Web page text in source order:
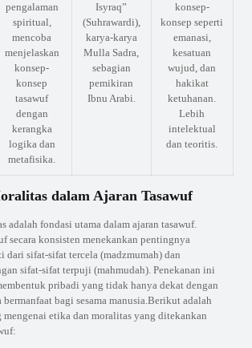
pengalaman
spiritual,
mencoba
menjelaskan
konsep-
konsep
tasawuf
dengan
kerangka
logika dan
metafisika.
Isyraq”
(Suhrawardi),
karya-karya
Mulla Sadra,
sebagian
pemikiran
Ibnu Arabi.
konsep-
konsep seperti
emanasi,
kesatuan
wujud, dan
hakikat
ketuhanan.
Lebih
intelektual
dan teoritis.
dalam Ajaran Tasawuf
adalah fondasi utama dalam ajaran tasawuf.
secara konsisten menekankan pentingnya
dari sifat-sifat tercela (madzmumah) dan
sifat-sifat terpuji (mahmudah). Penekanan ini
pribadi yang tidak hanya dekat dengan
bagi sesama manusia.Berikut adalah
etika dan moralitas yang ditekankan